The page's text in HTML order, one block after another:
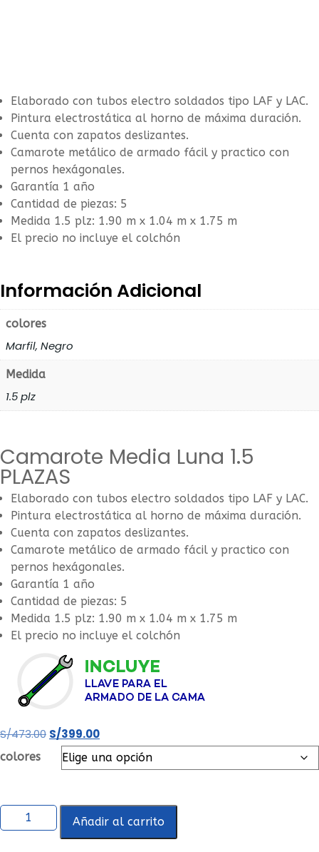
Elaborado con tubos electro soldados tipo LAF y LAC.
Pintura electrostática al horno de máxima duración.
Cuenta con zapatos deslizantes.
Camarote metálico de armado fácil y practico con
pernos hexágonales.
Garantía 1 año
Cantidad de piezas: 5
Medida 1.5 plz: 1.90 m x 1.04 m x 1.75 m
El precio no incluye el colchón
Información Adicional
colores
Marfil, Negro
Medida
1.5 plz
Camarote Media Luna 1.5
PLAZAS
Elaborado con tubos electro soldados tipo LAF y LAC.
Pintura electrostática al horno de máxima duración.
Cuenta con zapatos deslizantes.
Camarote metálico de armado fácil y practico con
pernos hexágonales.
Garantía 1 año
Cantidad de piezas: 5
Medida 1.5 plz: 1.90 m x 1.04 m x 1.75 m
El precio no incluye el colchón
S/473.00 S/399.00
colores
Añadir al carrito